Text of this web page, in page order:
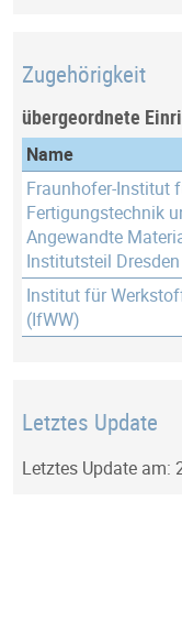
Zugehörigkeit
übergeordnete
Name
Fraunhofer-Institut
Fertigungstechnik
Angewandte
Institutsteil
Institut für
(IfWW)
Letztes Update
Letztes Update am: